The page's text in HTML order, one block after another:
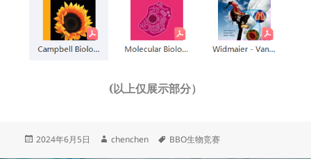
(以上仅展示部分）
发
2024年6月5日
作
chenchen
标
BBO生物竞赛